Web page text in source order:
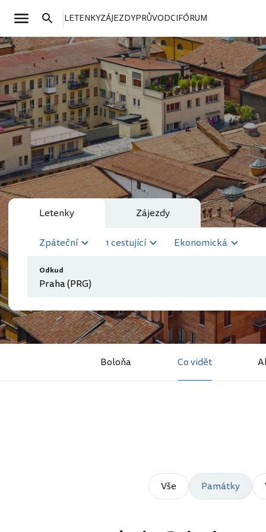
LETENKYZÁJEZDYPRŮVODCIFÓRUM
Letenky Zájezdy
Zpáteční 1 cestující Ekonomická
Odkud
Boloňa Co vidět
Vše Památky